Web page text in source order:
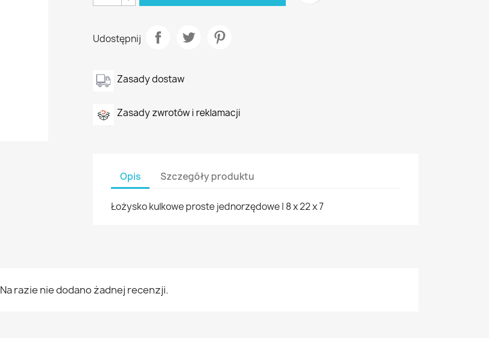
Udostępnij
Zasady dostaw
Zasady zwrotów i reklamacji
Opis Szczegóły produktu
Łożysko kulkowe proste jednorzędowe | 8 x 22 x 7
Na razie nie dodano żadnej recenzji.